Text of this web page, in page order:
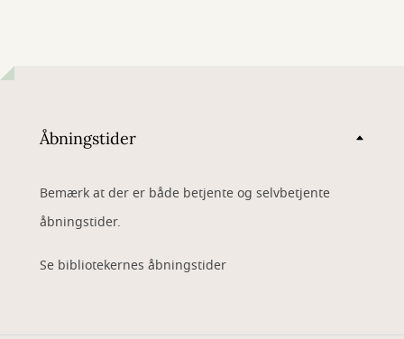
Åbningstider
Bemærk at der er både betjente og selvbetjente
åbningstider.
Se bibliotekernes åbningstider